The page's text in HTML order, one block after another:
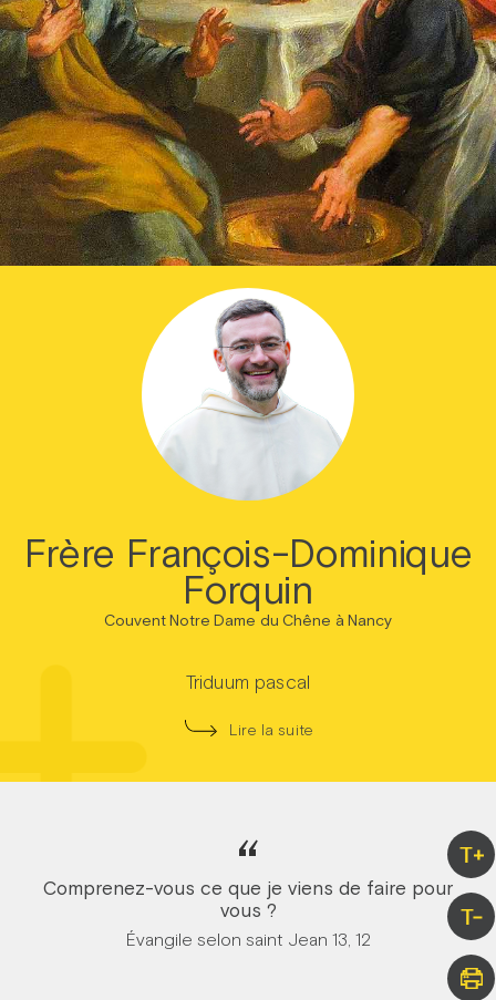
Frère François-Dominique
Forquin
Couvent Notre Dame du Chêne à Nancy
Triduum pascal
Lire la suite
T+
T-
“
Comprenez-vous ce que je viens de faire pour
vous ?
Évangile selon saint Jean 13, 12